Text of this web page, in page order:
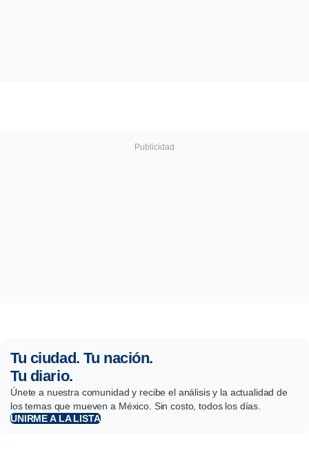
Tu ciudad. Tu nación.
Tu diario.
Únete a nuestra comunidad y recibe el análisis y la actualidad de
los temas que mueven a México. Sin costo, todos los días.
UNIRME A LA LISTA